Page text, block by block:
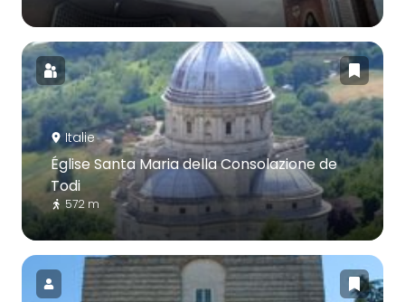
Italie
Église Santa Maria della Consolazione de
Todi
572 m